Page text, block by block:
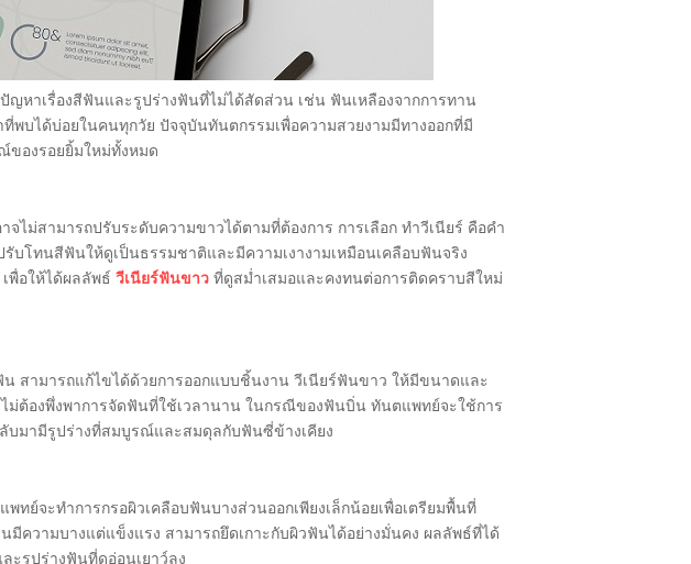
หาเรื่องสีฟันและรูปร่างฟันที่ไม่ได้สัดส่วน เช่น ฟันเหลืองจากการทาน
พบได้บ่อยในคนทุกวัย ปัจจุบันทันตกรรมเพื่อความสวยงามมีทางออกที่มี
ของรอยยิ้มใหม่ทั้งหมด
ม่สามารถปรับระดับความขาวได้ตามที่ต้องการ การเลือก ทำวีเนียร์ คือคำ
โทนสีฟันให้ดูเป็นธรรมชาติและมีความเงางามเหมือนเคลือบฟันจริง
พื่อให้ได้ผลลัพธ์ วีเนียร์ฟันขาว ที่ดูสม่ำเสมอและคงทนต่อการติดคราบสีใหม่
สามารถแก้ไขได้ด้วยการออกแบบชิ้นงาน วีเนียร์ฟันขาว ให้มีขนาดและ
ม่ต้องพึ่งพาการจัดฟันที่ใช้เวลานาน ในกรณีของฟันบิ่น ทันตแพทย์จะใช้การ
บมามีรูปร่างที่สมบูรณ์และสมดุลกับฟันซี่ข้างเคียง
ย์จะทำการกรอผิวเคลือบฟันบางส่วนออกเพียงเล็กน้อยเพื่อเตรียมพื้นที่
ความบางแต่แข็งแรง สามารถยึดเกาะกับผิวฟันได้อย่างมั่นคง ผลลัพธ์ที่ได้
ะรูปร่างฟันที่ดูอ่อนเยาว์ลง